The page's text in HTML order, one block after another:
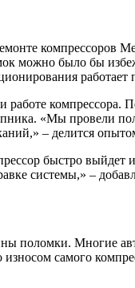
компрессоров
можно было бы
компрессора.
«Мы провели
– делится
быстро выйдет
системы,» –
поломки. Многие
самого